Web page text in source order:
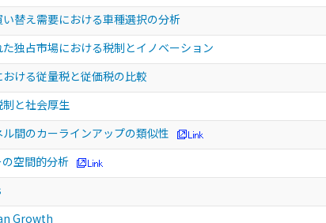
替え需要における車種選択の分析
独占市場における税制とイノベーション
ける従量税と従価税の比較
と社会厚生
間のカーラインアップの類似性
空間的分析
Growth